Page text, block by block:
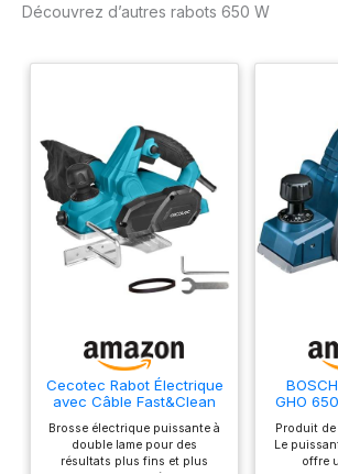
des copeaux
Découvrez d’autres rabots 650 W
Cecotec Rabot Électrique
avec Câble Fast&Clean
800 tr/min, Profondeur 2
mm, Largeur 82 mm,
Doubles Lames
Brosse électrique puissante à
double lame pour des
résultats plus fins et plus
GHO
Produit
Le
offre